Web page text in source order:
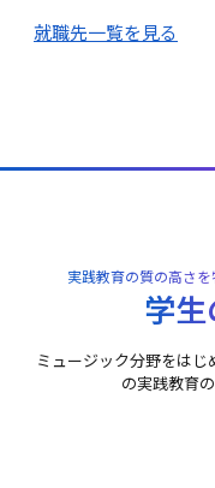
就職先一覧を見る
実践教育の質の高さ
学
ミュージック分野をは
の実践教育